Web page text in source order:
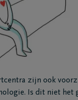
zijn ook
Is dit niet het